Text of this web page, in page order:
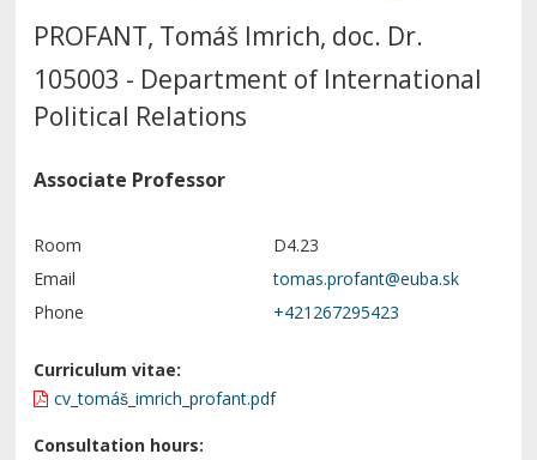
PROFANT, Tomáš Imrich, doc. Dr.
105003 - Department of International
Political Relations
Associate Professor
Room
D4.23
Email
Phone
+421267295423
Curriculum vitae:
cv_tomáš_imrich_profant.pdf
Consultation hours: